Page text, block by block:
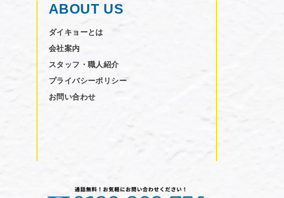
ABOUT US
ダイキョーとは
会社案内
スタッフ・職人紹介
プライバシーポリシー
お問い合わせ